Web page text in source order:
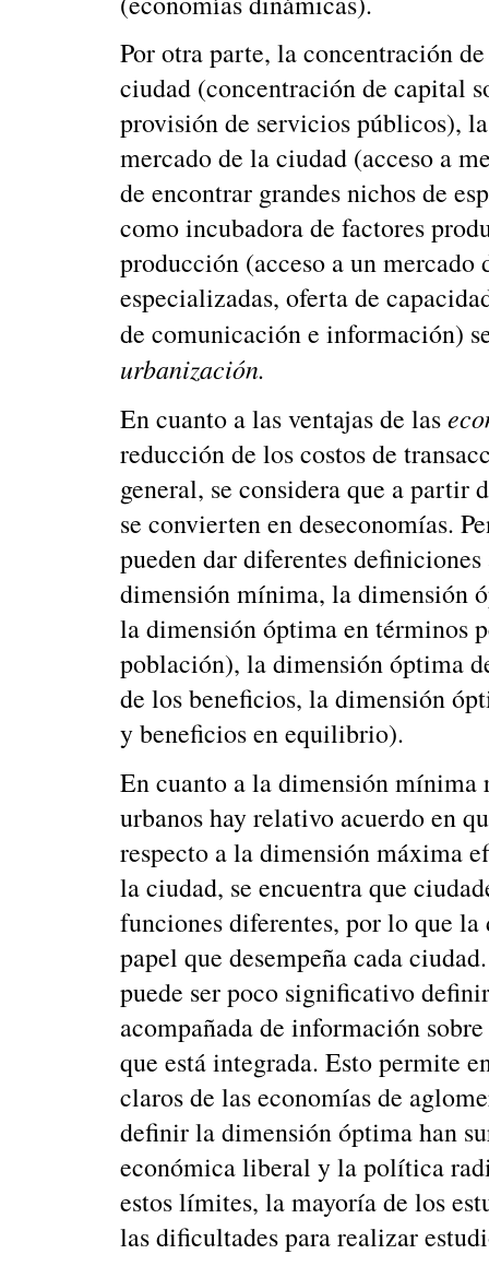
Por otra parte, la concentración
ciudad (concentración de capital
provisión de servicios públicos),
mercado de la ciudad (acceso a
de encontrar grandes nichos de
como incubadora de factores
producción (acceso a un
especializadas, oferta de
de comunicación e información)
urbanización.
En cuanto a las ventajas de las
reducción de los costos de
general, se considera que a partir
se convierten en deseconomías.
pueden dar diferentes
dimensión mínima, la dimensión
la dimensión óptima en términos
población), la dimensión óptima
de los beneficios, la dimensión
y beneficios en equilibrio).
En cuanto a la dimensión
urbanos hay relativo acuerdo en
respecto a la dimensión máxima
la ciudad, se encuentra que
funciones diferentes, por lo que
papel que desempeña cada
puede ser poco significativo
acompañada de información
que está integrada. Esto permite
claros de las economías de
definir la dimensión óptima han
económica liberal y la política
estos límites, la mayoría de los
las dificultades para realizar